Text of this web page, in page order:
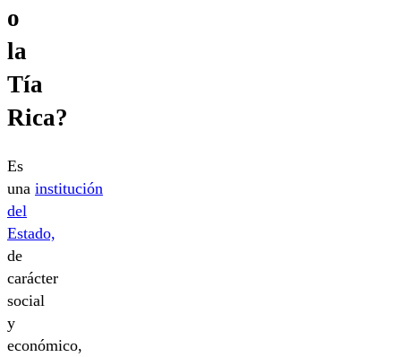
o
la
Tía
Rica?
Es
una institución
del
Estado,
de
carácter
social
y
económico,